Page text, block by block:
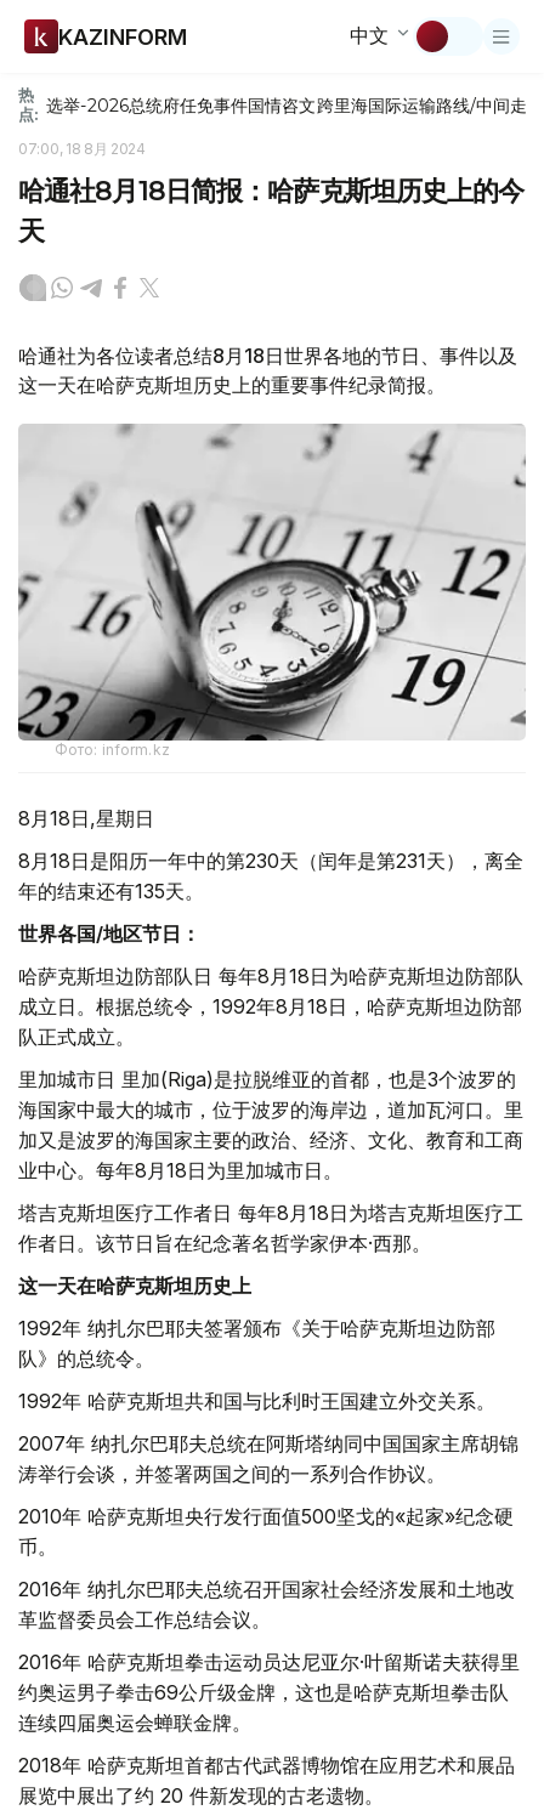
KAZINFORM 中文
热
点: 选举-2026总统府任免事件国情咨文跨里海国际运输路线/中间走廊
07:00, 18 8月 2024
哈通社8月18日简报：哈萨克斯坦历史上的今
天
哈通社为各位读者总结8月18日世界各地的节日、事件以及
这一天在哈萨克斯坦历史上的重要事件纪录简报。
Фото: inform.kz
8月18日,星期日
8月18日是阳历一年中的第230天（闰年是第231天），离全
年的结束还有135天。
世界各国/地区节日：
哈萨克斯坦边防部队日 每年8月18日为哈萨克斯坦边防部队
成立日。根据总统令，1992年8月18日，哈萨克斯坦边防部
队正式成立。
里加城市日 里加(Riga)是拉脱维亚的首都，也是3个波罗的
海国家中最大的城市，位于波罗的海岸边，道加瓦河口。里
加又是波罗的海国家主要的政治、经济、文化、教育和工商
业中心。每年8月18日为里加城市日。
塔吉克斯坦医疗工作者日 每年8月18日为塔吉克斯坦医疗工
作者日。该节日旨在纪念著名哲学家伊本·西那。
这一天在哈萨克斯坦历史上
1992年 纳扎尔巴耶夫签署颁布《关于哈萨克斯坦边防部
队》的总统令。
1992年 哈萨克斯坦共和国与比利时王国建立外交关系。
2007年 纳扎尔巴耶夫总统在阿斯塔纳同中国国家主席胡锦
涛举行会谈，并签署两国之间的一系列合作协议。
2010年 哈萨克斯坦央行发行面值500坚戈的«起家»纪念硬
币。
2016年 纳扎尔巴耶夫总统召开国家社会经济发展和土地改
革监督委员会工作总结会议。
2016年 哈萨克斯坦拳击运动员达尼亚尔·叶留斯诺夫获得里
约奥运男子拳击69公斤级金牌，这也是哈萨克斯坦拳击队
连续四届奥运会蝉联金牌。
2018年 哈萨克斯坦首都古代武器博物馆在应用艺术和展品
展览中展出了约 20 件新发现的古老遗物。